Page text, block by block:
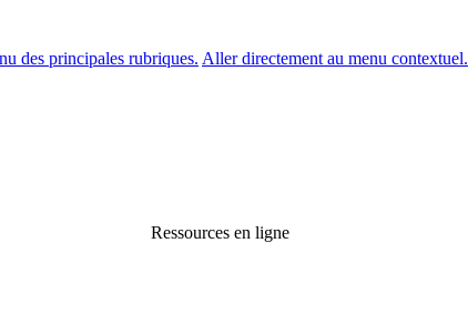
des principales rubriques. Aller directement au menu contextuel.
Ressources en ligne